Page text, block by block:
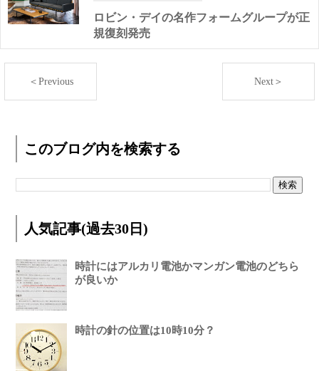
ロビン・デイの名作フォームグループが正
規復刻発売
＜Previous Next＞
このブログ内を検索する
人気記事(過去30日)
時計にはアルカリ電池かマンガン電池のどちら
が良いか
時計の針の位置は10時10分？